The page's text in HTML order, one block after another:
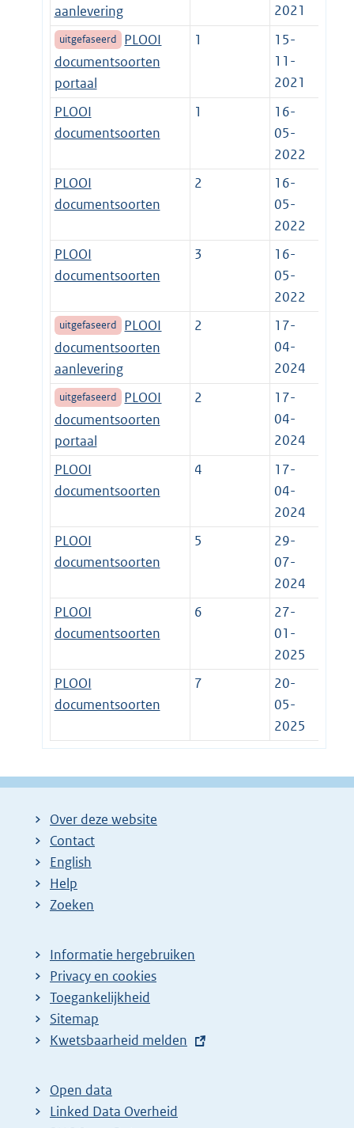
aanlevering
2021
uitgefaseerd
PLOOI
documentsoorten
portaal
1
15-
11-
2021
PLOOI
documentsoorten
1
16-
05-
2022
PLOOI
documentsoorten
2
16-
05-
2022
PLOOI
documentsoorten
3
16-
05-
2022
uitgefaseerd
PLOOI
documentsoorten
aanlevering
2
17-
04-
2024
uitgefaseerd
PLOOI
documentsoorten
portaal
2
17-
04-
2024
PLOOI
documentsoorten
4
17-
04-
2024
PLOOI
documentsoorten
5
29-
07-
2024
PLOOI
documentsoorten
6
27-
01-
2025
PLOOI
documentsoorten
7
20-
05-
2025
Over deze website
Contact
English
Help
Zoeken
Informatie hergebruiken
Privacy en cookies
Toegankelijkheid
Sitemap
E
t
e
Kwetsbaarheid melden
Open data
Linked Data Overheid